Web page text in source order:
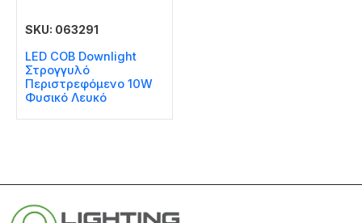
SKU: 063291
LED COB Downlight
Στρογγυλό
Περιστρεφόμενο 10W
Φυσικό Λευκό